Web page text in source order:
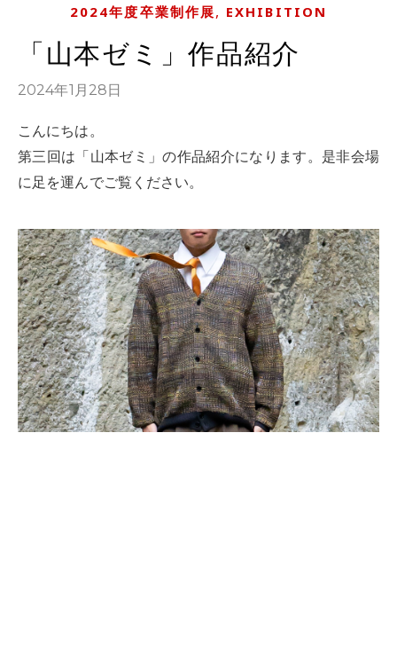
2024年度卒業制作展, EXHIBITION
「山本ゼミ」作品紹介
2024年1月28日
こんにちは。
第三回は「山本ゼミ」の作品紹介になります。是非会場
に足を運んでご覧ください。